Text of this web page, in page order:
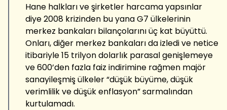
Hane halkları ve şirketler harcama yapsınlar
diye 2008 krizinden bu yana G7 ülkelerinin
merkez bankaları bilançolarını üç kat büyüttü.
Onları, diğer merkez bankaları da izledi ve netice
itibariyle 15 trilyon dolarlık parasal genişlemeye
ve 600’den fazla faiz indirimine rağmen majör
sanayileşmiş ülkeler “düşük büyüme, düşük
verimlilik ve düşük enflasyon” sarmalından
kurtulamadı.